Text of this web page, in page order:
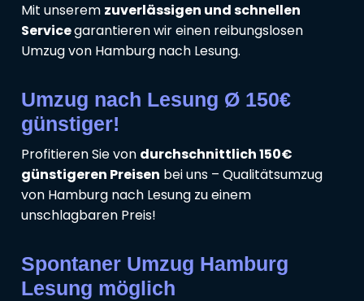
Mit unserem zuverlässigen und schnellen
Servicegarantieren wir einen reibungslosen
Umzug von Hamburg nach Lesung.
Umzug nach Lesung Ø 150€
günstiger!
Profitieren Sie von durchschnittlich 150€
günstigeren Preisen bei uns – Qualitätsumzug
von Hamburg nach Lesung zu einem
unschlagbaren Preis!
Spontaner Umzug Hamburg
Lesung möglich